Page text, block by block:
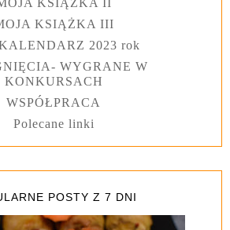
KSIĄŻKA III
2023 rok
WYGRANE W
KONKURSACH
WSPÓŁPRACA
Polecane linki
POSTY Z 7 DNI